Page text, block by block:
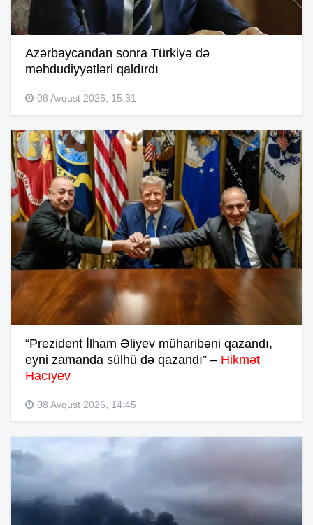
Azərbaycandan sonra Türkiyə də
məhdudiyyətləri qaldırdı
08 Avqust 2026, 15:31
“Prezident İlham Əliyev müharibəni qazandı,
eyni zamanda sülhü də qazandı” – Hikmət
Hacıyev
08 Avqust 2026, 14:45